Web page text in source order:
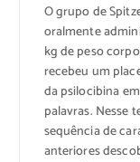
O grupo de
oralmente
kg de peso
recebeu um
da psilocibina
palavras. Nesse
sequência de
anteriores